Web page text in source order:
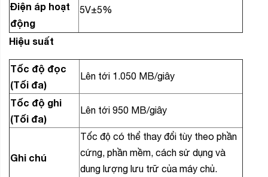
Điện áp hoạt
động
5V±5%
Hiệu suất
Tốc độ đọc
(Tối đa)
Lên tới 1.050 MB/giây
Tốc độ ghi
(Tối đa)
Lên tới 950 MB/giây
Ghi chú
Tốc độ có thể thay đổi tùy theo phần
cứng, phần mềm, cách sử dụng và
dung lượng lưu trữ của máy chủ.